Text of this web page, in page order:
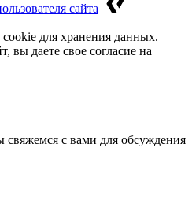
сайта
для хранения данных.
вы даете свое согласие на
с вами для обсуждения